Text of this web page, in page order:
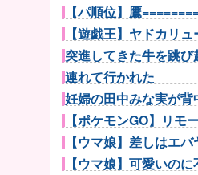
【パ順位】鷹
【遊戯王】ヤドカリ
突進してきた牛を跳
連れて行かれた
妊婦の田中みな実が
【ポケモンGO】リ
【ウマ娘】差しはエ
【ウマ娘】可愛いの